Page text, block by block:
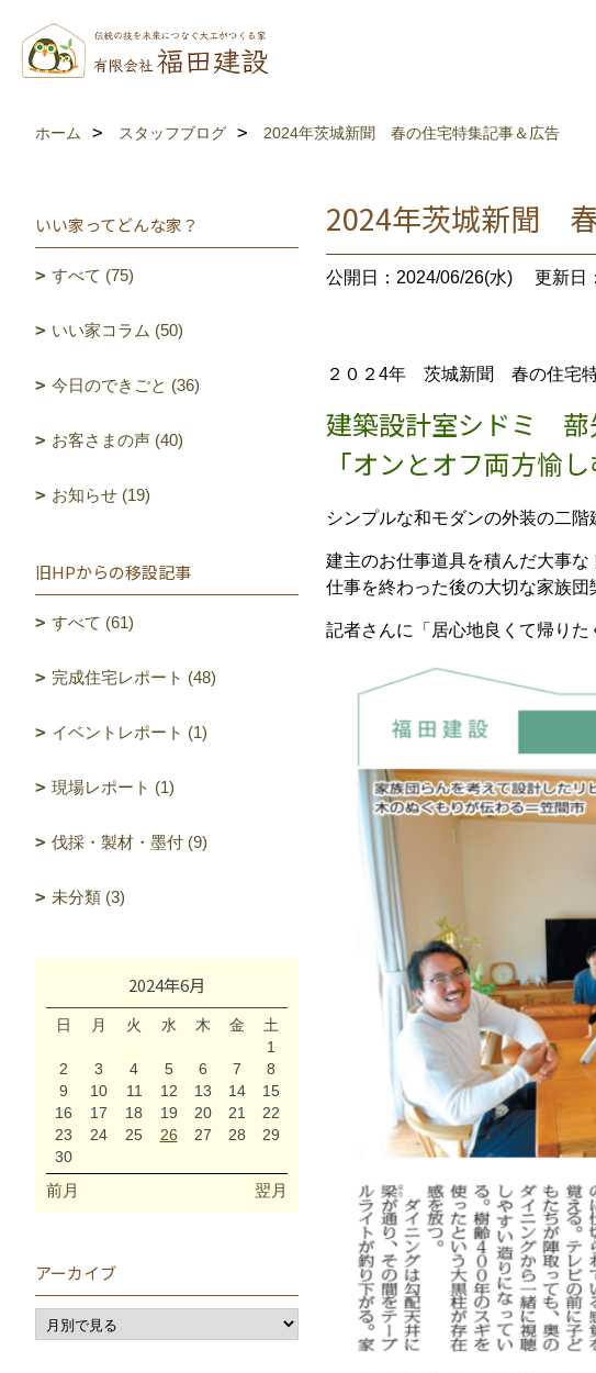
ホーム スタッフブログ 2024年茨城新聞 春の住宅特集記事＆広告
2024年茨城新聞
公開日：2024/06/26(水) 更新日
２０２4年 茨城新聞 春の住宅特
建築設計室シドミ 蔀
「オンとオフ両方愉
シンプルな和モダンの外装の二階
建主のお仕事道具を積んだ大事
仕事を終わった後の大切な家族
記者さんに「居心地良くて帰り
いい家ってどんな家？
すべて (75)
いい家コラム (50)
今日のできごと (36)
お客さまの声 (40)
お知らせ (19)
旧HPからの移設記事
すべて (61)
完成住宅レポート (48)
イベントレポート (1)
現場レポート (1)
伐採・製材・墨付 (9)
未分類 (3)
2024年6月
日 月 火 水 木 金
土
1
2
3 4 5 6 7
8
9
10 11 12 13 14
15
16
17 18 19 20 21
22
23
24 25 26 27 28
29
30
前月 翌月
アーカイブ